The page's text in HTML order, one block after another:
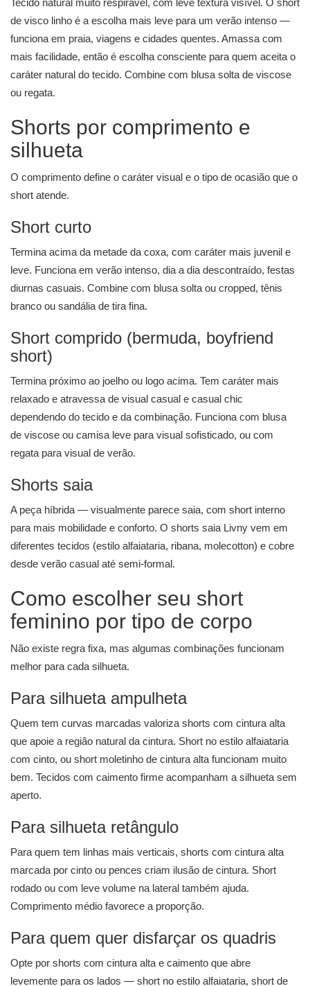
de visco linho é a escolha mais leve para um verão intenso —
funciona em praia, viagens e cidades quentes. Amassa com
mais facilidade, então é escolha consciente para quem aceita o
caráter natural do tecido. Combine com blusa solta de viscose
ou regata.
Shorts por comprimento e
silhueta
O comprimento define o caráter visual e o tipo de ocasião que o
short atende.
Short curto
Termina acima da metade da coxa, com caráter mais juvenil e
leve. Funciona em verão intenso, dia a dia descontraído, festas
diurnas casuais. Combine com blusa solta ou cropped, tênis
branco ou sandália de tira fina.
Short comprido (bermuda, boyfriend
short)
Termina próximo ao joelho ou logo acima. Tem caráter mais
relaxado e atravessa de visual casual e casual chic
dependendo do tecido e da combinação. Funciona com blusa
de viscose ou camisa leve para visual sofisticado, ou com
regata para visual de verão.
Shorts saia
A peça híbrida — visualmente parece saia, com short interno
para mais mobilidade e conforto. O shorts saia Livny vem em
diferentes tecidos (estilo alfaiataria, ribana, molecotton) e cobre
desde verão casual até semi-formal.
Como escolher seu short
feminino por tipo de corpo
Não existe regra fixa, mas algumas combinações funcionam
melhor para cada silhueta.
Para silhueta ampulheta
Quem tem curvas marcadas valoriza shorts com cintura alta
que apoie a região natural da cintura. Short no estilo alfaiataria
com cinto, ou short moletinho de cintura alta funcionam muito
bem. Tecidos com caimento firme acompanham a silhueta sem
aperto.
Para silhueta retângulo
Para quem tem linhas mais verticais, shorts com cintura alta
marcada por cinto ou pences criam ilusão de cintura. Short
rodado ou com leve volume na lateral também ajuda.
Comprimento médio favorece a proporção.
Para quem quer disfarçar os quadris
Opte por shorts com cintura alta e caimento que abre
levemente para os lados — short no estilo alfaiataria, short de